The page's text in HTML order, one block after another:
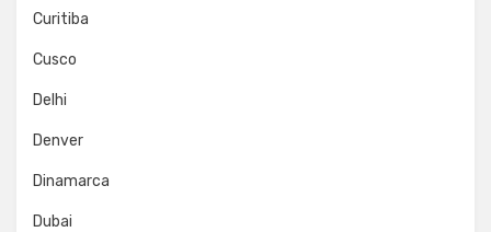
Curitiba
Cusco
Delhi
Denver
Dinamarca
Dubai